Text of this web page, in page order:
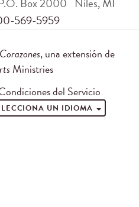
569-5959
, una extensión de
Ministries
del Servicio
UN IDIOMA